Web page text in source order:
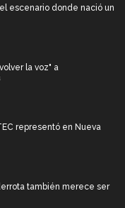
escenario donde nació un
la voz" a
representó en Nueva
también merece ser